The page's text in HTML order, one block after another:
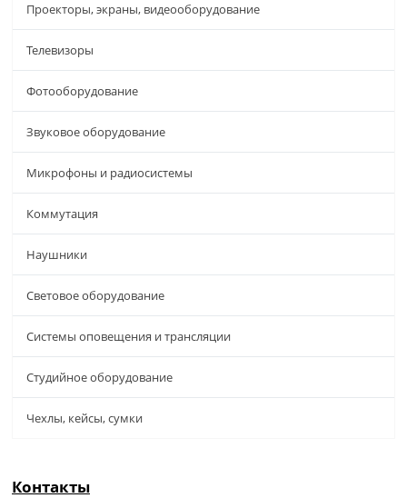
Проекторы, экраны, видеооборудование
Телевизоры
Фотооборудование
Звуковое оборудование
Микрофоны и радиосистемы
Коммутация
Наушники
Световое оборудование
Системы оповещения и трансляции
Студийное оборудование
Чехлы, кейсы, сумки
Контакты